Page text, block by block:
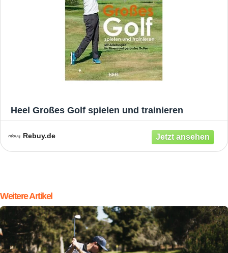
Heel Großes Golf spielen und trainieren
Rebuy.de
Weitere Artikel